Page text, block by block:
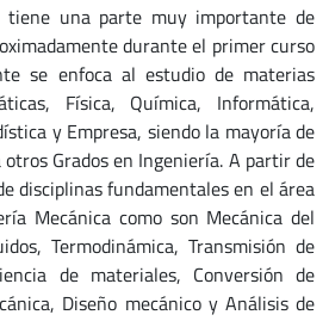
tiene una parte muy importante de
durante el primer curso
se enfoca al estudio de materias
Física, Química, Informática,
y Empresa, siendo la mayoría de
Grados en Ingeniería. A partir de
disciplinas fundamentales en el área
Mecánica como son Mecánica del
Termodinámica, Transmisión de
de materiales, Conversión de
Diseño mecánico y Análisis de